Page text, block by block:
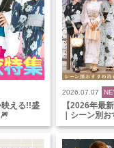
映える!!盛
2026.07.07
【2026年最
｜シーン別